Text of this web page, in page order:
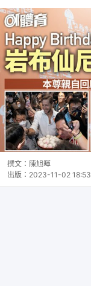
撰文： 陳旭暉
出版： 2023-11-02 18:53